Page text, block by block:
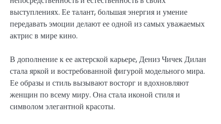
выступлениях. Ее талант, большая энергия и умение
передавать эмоции делают ее одной из самых уважаемых
актрис в мире кино.
В дополнение к ее актерской карьере, Дениз Чичек Дилан
стала яркой и востребованной фигурой модельного мира.
Ее образы и стиль вызывают восторг и вдохновляют
женщин по всему миру. Она стала иконой стиля и
символом элегантной красоты.